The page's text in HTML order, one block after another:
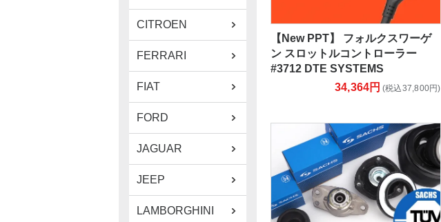
【New PPT】 フォルクスワーゲ
ン スロットルコントローラー
#3712 DTE SYSTEMS
34,364円 (税込37,800円)
CITROEN
FERRARI
FIAT
FORD
JAGUAR
JEEP
LAMBORGHINI